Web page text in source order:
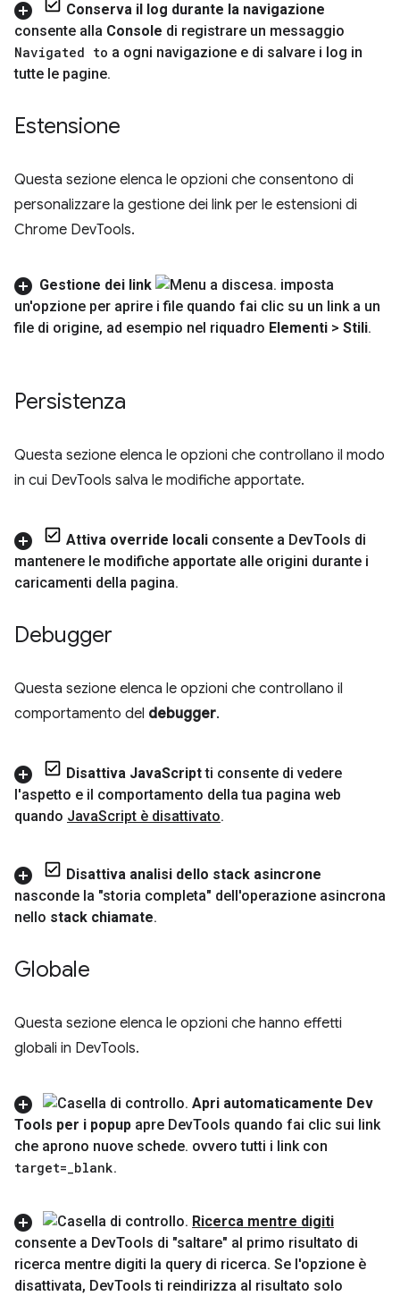
Conserva il log durante la navigazione
consente alla Console di registrare un messaggio
Navigated to a ogni navigazione e di salvare i log in
tutte le pagine.
Estensione
Questa sezione elenca le opzioni che consentono di
personalizzare la gestione dei link per le estensioni di
Chrome DevTools.
Gestione dei link
imposta
un'opzione per aprire i file quando fai clic su un link a un
file di origine, ad esempio nel riquadro Elementi > Stili.
Persistenza
Questa sezione elenca le opzioni che controllano il modo
in cui DevTools salva le modifiche apportate.
Attiva override locali consente a DevTools di
mantenere le modifiche apportate alle origini durante i
caricamenti della pagina.
Debugger
Questa sezione elenca le opzioni che controllano il
comportamento del debugger.
Disattiva JavaScriptti consente di vedere
l'aspetto e il comportamento della tua pagina web
quando JavaScript è disattivato.
Disattiva analisi dello stack asincrone
nasconde la "storia completa" dell'operazione asincrona
nello stack chiamate.
Globale
Questa sezione elenca le opzioni che hanno effetti
globali in DevTools.
Apri automaticamente Dev
Tools per i popup apre DevTools quando fai clic sui link
che aprono nuove schede. ovvero tutti i link con
target=_blank.
Ricerca mentre digiti
consente a DevTools di "saltare" al primo risultato di
ricerca mentre digiti la query di ricerca. Se l'opzione è
disattivata, DevTools ti reindirizza al risultato solo